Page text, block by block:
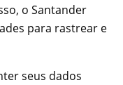
o Santander
para rastrear e
seus dados